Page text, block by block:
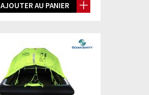
AJOUTER AU PANIER